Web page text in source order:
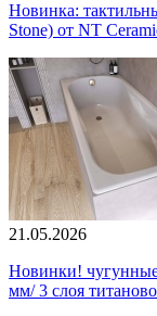
Новинка:
Stone) от NT
21.05.2026
Новинки!
мм/ 3 слоя